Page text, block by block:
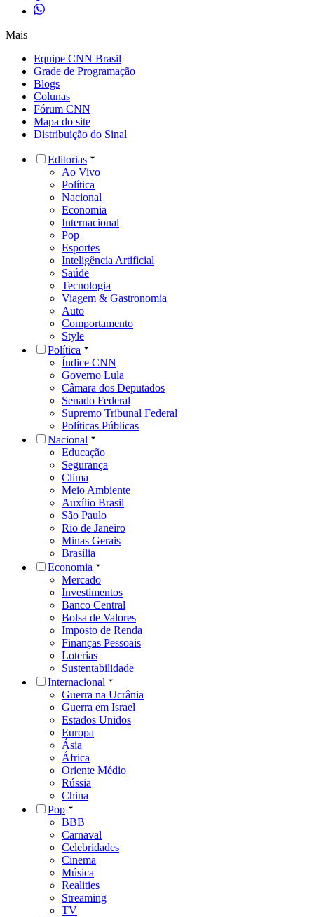
Mais
Equipe CNN Brasil
Grade de Programação
Blogs
Colunas
Fórum CNN
Mapa do site
Distribuição do Sinal
Editorias
Ao Vivo
Política
Nacional
Economia
Internacional
Pop
Esportes
Inteligência Artificial
Saúde
Tecnologia
Viagem & Gastronomia
Auto
Comportamento
Style
Política
Índice CNN
Governo Lula
Câmara dos Deputados
Senado Federal
Supremo Tribunal Federal
Políticas Públicas
Nacional
Educação
Segurança
Clima
Meio Ambiente
Auxílio Brasil
São Paulo
Rio de Janeiro
Minas Gerais
Brasília
Economia
Mercado
Investimentos
Banco Central
Bolsa de Valores
Imposto de Renda
Finanças Pessoais
Loterias
Sustentabilidade
Internacional
Guerra na Ucrânia
Guerra em Israel
Estados Unidos
Europa
Ásia
África
Oriente Médio
Rússia
China
Pop
BBB
Carnaval
Celebridades
Cinema
Música
Realities
Streaming
TV